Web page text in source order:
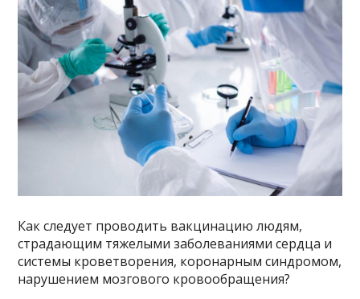
Как следует проводить вакцинацию людям,
страдающим тяжелыми заболеваниями сердца и
системы кроветворения, коронарным синдромом,
нарушением мозгового кровообращения?